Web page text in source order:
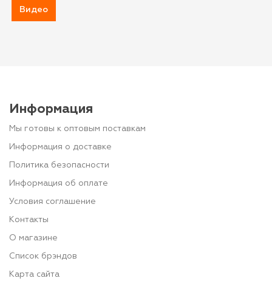
Видео
Информация
Мы готовы к оптовым поставкам
Информация о доставке
Политика безопасности
Информация об оплате
Условия соглашение
Контакты
О магазине
Список брэндов
Карта сайта